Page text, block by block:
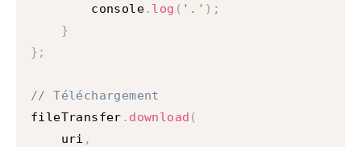
        console
. log ( '.' ) ;
}
} ;
// Téléchargement
fileTransfer . download (
    uri
,